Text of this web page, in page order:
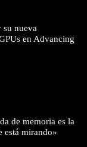
su nueva
en Advancing
de memoria es la
está mirando»